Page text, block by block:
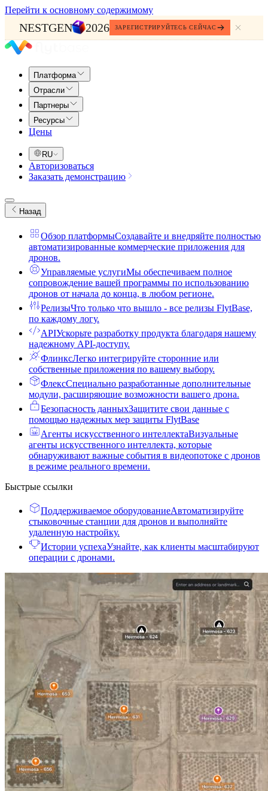
Перейти к основному содержимому
NESTGEN 2026 ЗАРЕГИСТРИРУЙТЕСЬ СЕЙЧАС
Платформа
Отрасли
Партнеры
Ресурсы
Цены
RU
Авторизоваться
Заказать демонстрацию
Назад
Обзор платформыСоздавайте и внедряйте полностью
автоматизированные коммерческие приложения для
дронов.
Управляемые услугиМы обеспечиваем полное
сопровождение вашей программы по использованию
дронов от начала до конца, в любом регионе.
РелизыЧто только что вышло - все релизы FlytBase,
по каждому логу.
APIУскорьте разработку продукта благодаря нашему
надежному API-доступу.
ФлинксЛегко интегрируйте сторонние или
собственные приложения по вашему выбору.
ФлексСпециально разработанные дополнительные
модули, расширяющие возможности вашего дрона.
Безопасность данныхЗащитите свои данные с
помощью надежных мер защиты FlytBase
Агенты искусственного интеллектаВизуальные
агенты искусственного интеллекта, которые
обнаруживают важные события в видеопотоке с дронов
в режиме реального времени.
Быстрые ссылки
Поддерживаемое оборудованиеАвтоматизируйте
стыковочные станции для дронов и выполняйте
удаленную настройку.
Истории успехаУзнайте, как клиенты масштабируют
операции с дронами.